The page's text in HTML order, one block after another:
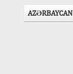
AZӘRBAYCAN